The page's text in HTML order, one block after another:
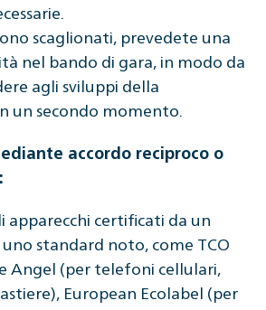
scaglionati, prevedete una
nel bando di gara, in modo da
agli sviluppi della
un secondo momento.
accordo reciproco o
apparecchi certificati da un
standard noto, come TCO
Angel (per telefoni cellulari,
European Ecolabel (per